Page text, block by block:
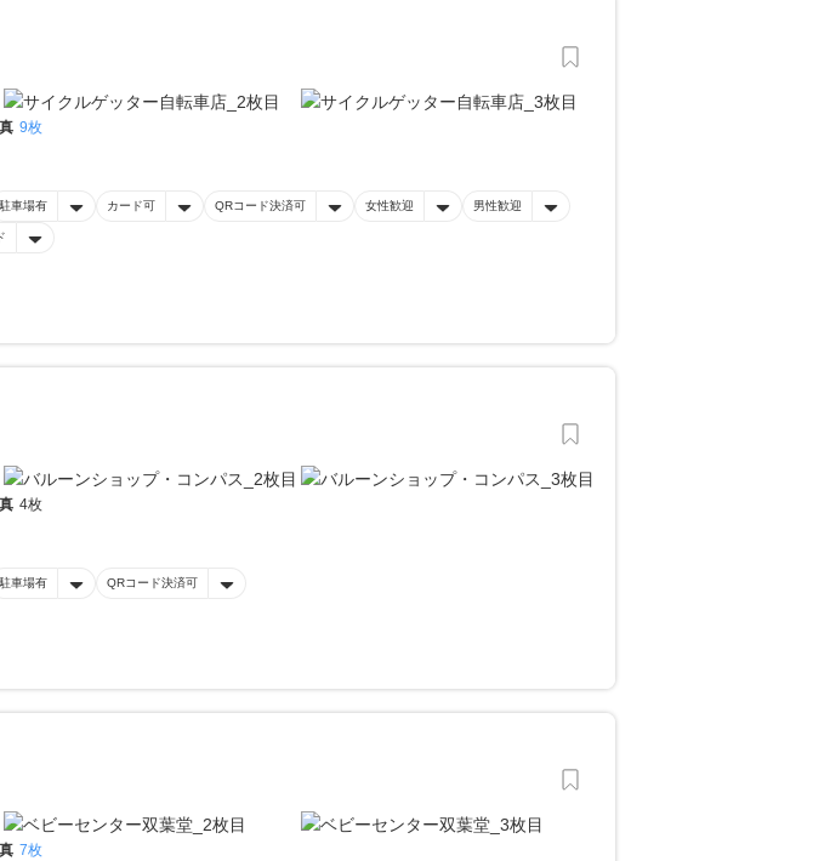
9枚
駐車場有 カード可 QRコード決済可 女性歓迎 男性歓迎
4枚
駐車場有 QRコード決済可
7枚